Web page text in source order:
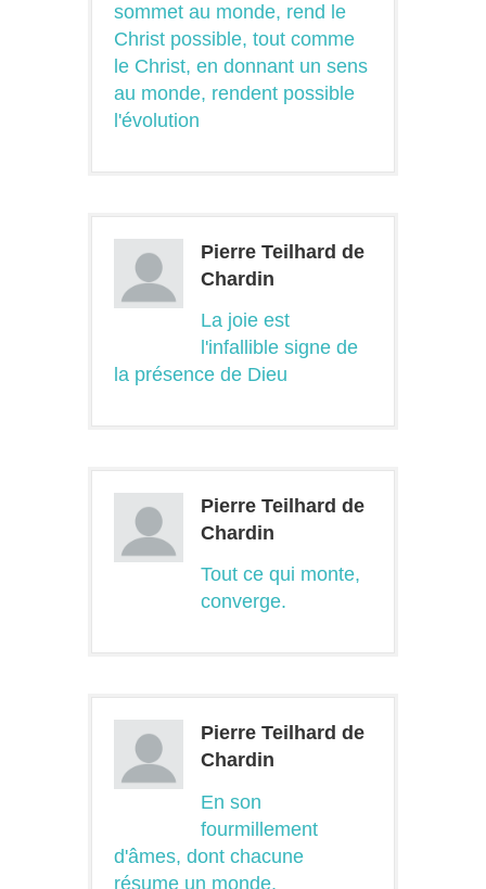
sommet au monde, rend le
Christ possible, tout comme
le Christ, en donnant un sens
au monde, rendent possible
l'évolution
Pierre Teilhard de
Chardin
La joie est
l'infallible signe de
la présence de Dieu
Pierre Teilhard de
Chardin
Tout ce qui monte,
converge.
Pierre Teilhard de
Chardin
En son
fourmillement
d'âmes, dont chacune
résume un monde,